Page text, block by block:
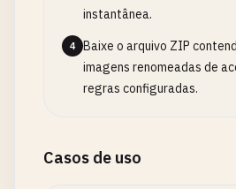
instantânea.
4
Baixe o arquivo ZIP
imagens renomeadas de
regras configuradas.
Casos de uso